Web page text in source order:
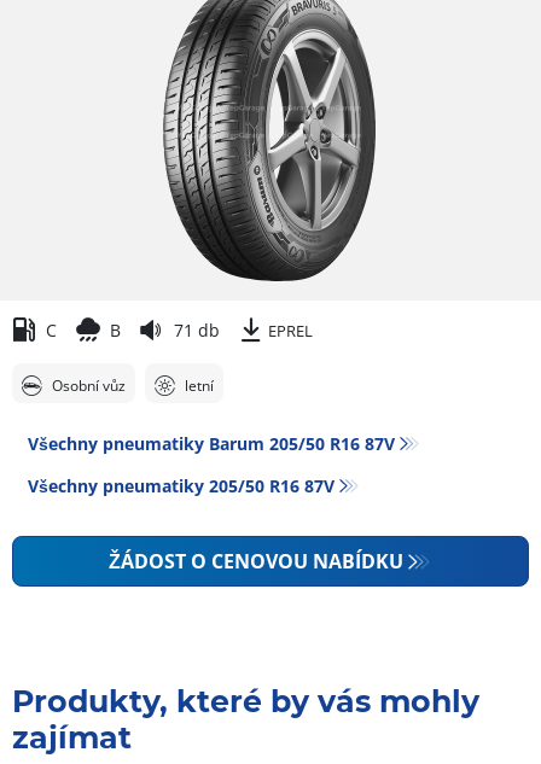
C B 71 db EPREL
Osobní vůz letní
Všechny pneumatiky Barum 205/50 R16 87V
Všechny pneumatiky‎ 205/50 R16 87V
ŽÁDOST O CENOVOU NABÍDKU
Produkty, které by vás mohly
zajímat